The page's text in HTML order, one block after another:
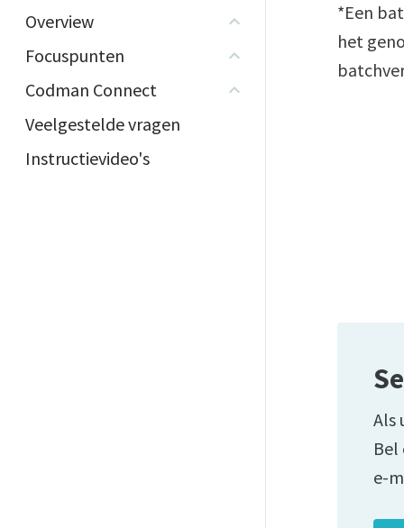
Overview
Focuspunten
Codman Connect
Veelgestelde vragen
Instructievideo's
*Een
het
Als
e-